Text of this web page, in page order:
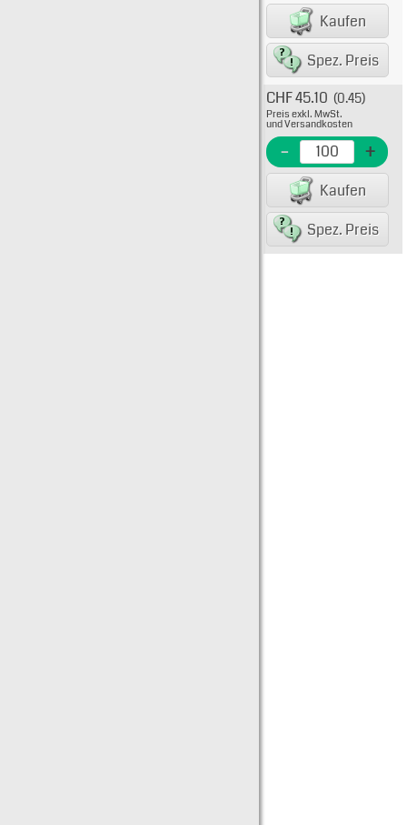
Kaufen
Spez. Preis
EME
CHF 45.10 (0.45)
Preis exkl. MwSt.
und Versandkosten
- +
Kaufen
Spez. Preis